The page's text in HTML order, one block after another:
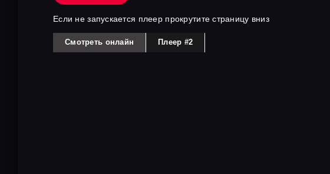
Если не запускается плеер прокрутите страницу вниз
Смотреть онлайн Плеер #2